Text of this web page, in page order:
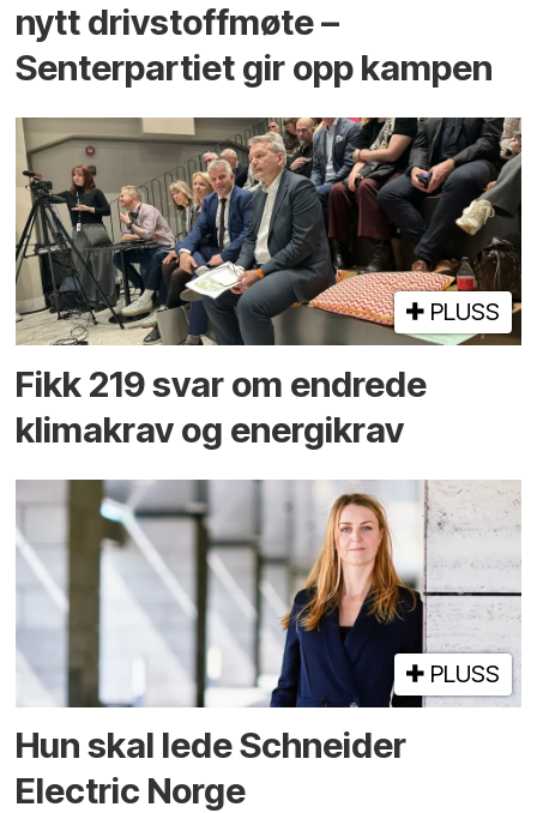
nytt drivstoffmøte –
Senterpartiet gir opp kampen
PLUSS
Fikk 219 svar om endrede
klimakrav og energikrav
PLUSS
Hun skal lede Schneider
Electric Norge